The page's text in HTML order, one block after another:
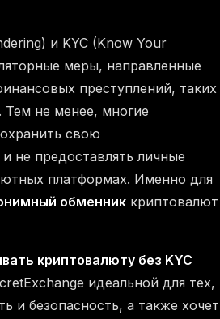
и KYC (Know Your
меры, направленные
преступлений, таких
Тем не менее, многие
свою
не предоставлять личные
платформах. Именно для
обменник криптовалют
криптовалюту без KYC
идеальной для тех,
и безопасность, а также хочет